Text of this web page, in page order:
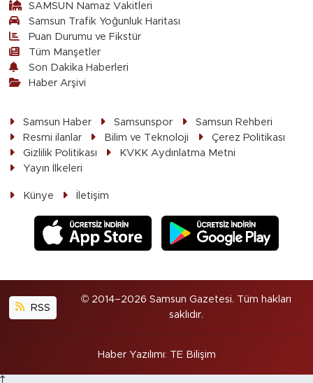
SAMSUN Namaz Vakitleri
Samsun Trafik Yoğunluk Haritası
Puan Durumu ve Fikstür
Tüm Manşetler
Son Dakika Haberleri
Haber Arşivi
Samsun Haber Samsunspor
Samsun Rehberi
Resmi ilanlar
Bilim ve Teknoloji
Çerez Politikası
Gizlilik Politikası
KVKK Aydınlatma Metni
Yayın İlkeleri
Künye İletişim
RSS
© 2014–2026 Samsun Gazetesi. Tüm hakları
saklıdır.
Haber Yazılımı: TE Bilişim